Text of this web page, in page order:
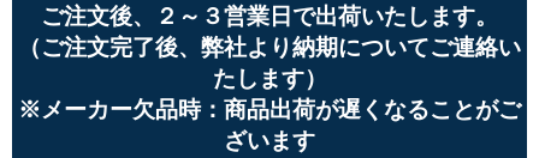
ご注文後、２～３営業日で出荷いたします。
（ご注文完了後、弊社より納期についてご連絡い
たします）
※メーカー欠品時：商品出荷が遅くなることがご
ざいます